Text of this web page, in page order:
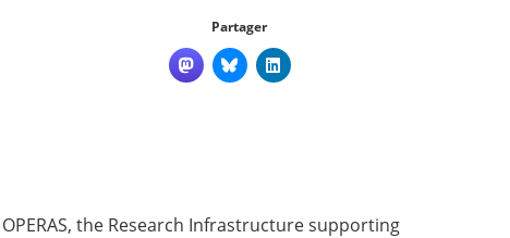
Partager
OPERAS, the Research Infrastructure supporting